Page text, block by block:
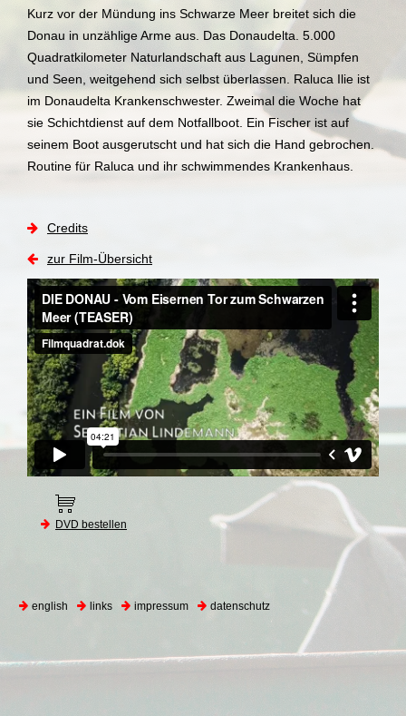
Kurz vor der Mündung ins Schwarze Meer breitet sich die
Donau in unzählige Arme aus. Das Donaudelta. 5.000
Quadratkilometer Naturlandschaft aus Lagunen, Sümpfen
und Seen, weitgehend sich selbst überlassen. Raluca Ilie ist
im Donaudelta Krankenschwester. Zweimal die Woche hat
sie Schichtdienst auf dem Notfallboot. Ein Fischer ist auf
seinem Boot ausgerutscht und hat sich die Hand gebrochen.
Routine für Raluca und ihr schwimmendes Krankenhaus.
Credits
zur Film-Übersicht
DVD bestellen
english links impressum datenschutz